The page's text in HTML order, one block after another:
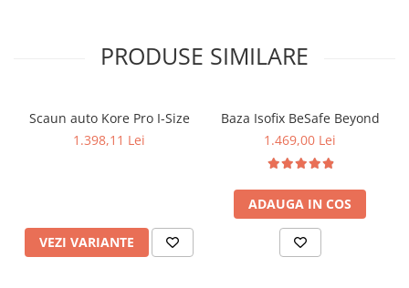
PRODUSE SIMILARE
Scaun auto Kore Pro I-Size
1.398,11 Lei
VEZI VARIANTE
Baza Isofix BeSafe Beyond
1.469,00 Lei
ADAUGA IN COS